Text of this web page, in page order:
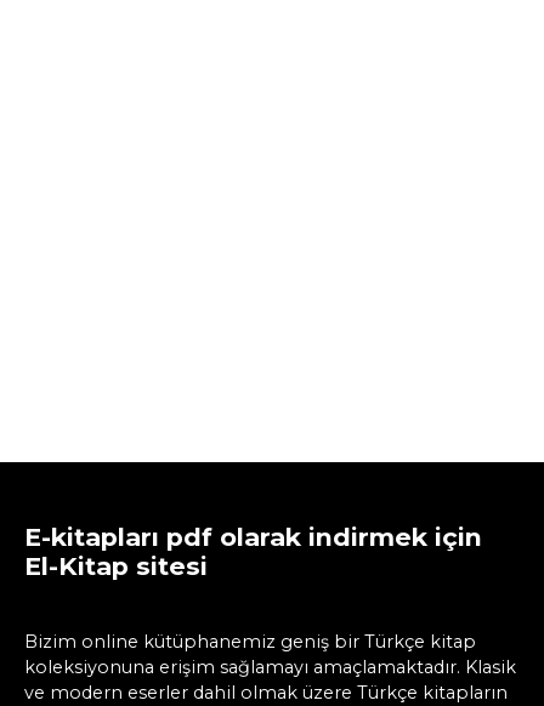
E-kitapları pdf olarak indirmek için
El-Kitap sitesi
Bizim online kütüphanemiz geniş bir Türkçe kitap
koleksiyonuna erişim sağlamayı amaçlamaktadır. Klasik
ve modern eserler dahil olmak üzere Türkçe kitapların